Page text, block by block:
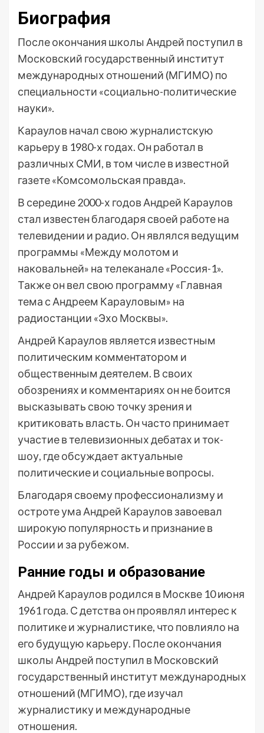
Биография
После окончания школы Андрей поступил в
Московский государственный институт
международных отношений (МГИМО) по
специальности «социально-политические
науки».
Караулов начал свою журналистскую
карьеру в 1980-х годах. Он работал в
различных СМИ, в том числе в известной
газете «Комсомольская правда».
В середине 2000-х годов Андрей Караулов
стал известен благодаря своей работе на
телевидении и радио. Он являлся ведущим
программы «Между молотом и
наковальней» на телеканале «Россия-1».
Также он вел свою программу «Главная
тема с Андреем Карауловым» на
радиостанции «Эхо Москвы».
Андрей Караулов является известным
политическим комментатором и
общественным деятелем. В своих
обозрениях и комментариях он не боится
высказывать свою точку зрения и
критиковать власть. Он часто принимает
участие в телевизионных дебатах и ток-
шоу, где обсуждает актуальные
политические и социальные вопросы.
Благодаря своему профессионализму и
остроте ума Андрей Караулов завоевал
широкую популярность и признание в
России и за рубежом.
Ранние годы и образование
Андрей Караулов родился в Москве 10 июня
1961 года. С детства он проявлял интерес к
политике и журналистике, что повлияло на
его будущую карьеру. После окончания
школы Андрей поступил в Московский
государственный институт международных
отношений (МГИМО), где изучал
журналистику и международные
отношения.